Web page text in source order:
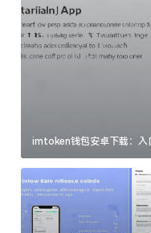
imtoken钱包安卓下载：入